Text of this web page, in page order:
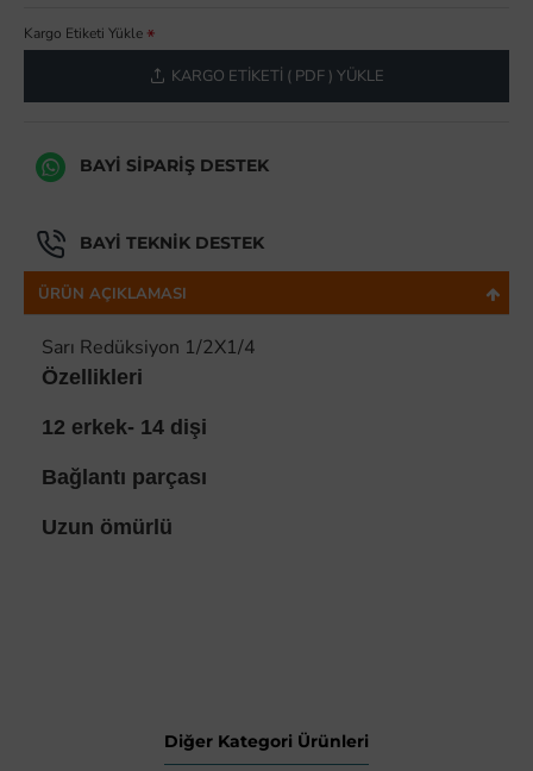
Kargo Etiketi Yükle
KARGO ETIKETI ( PDF ) YÜKLE
BAYI SIPARIŞ DESTEK
BAYI TEKNIK DESTEK
ÜRÜN AÇIKLAMASI
Sarı Redüksiyon 1/2X1/4
Özellikleri
12 erkek- 14 dişi
Bağlantı parçası
Uzun ömürlü
Diğer Kategori Ürünleri